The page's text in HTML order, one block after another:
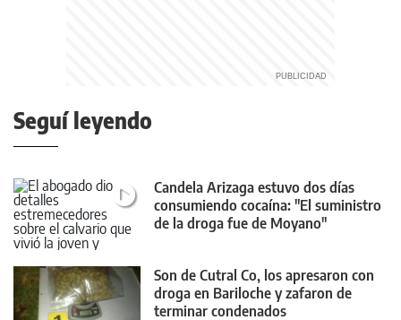
Seguí leyendo
Candela Arizaga estuvo dos días
consumiendo cocaína: "El suministro
de la droga fue de Moyano"
Son de Cutral Co, los apresaron con
droga en Bariloche y zafaron de
terminar condenados